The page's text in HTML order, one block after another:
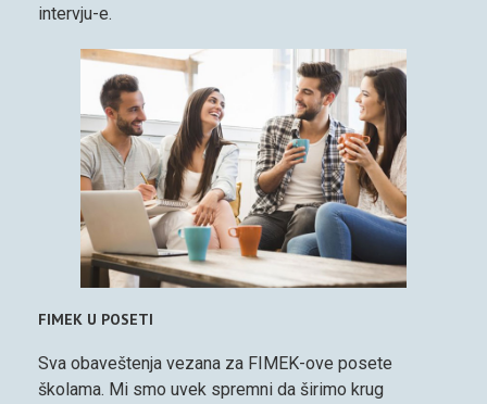
intervju-e.
FIMEK U POSETI
Sva obaveštenja vezana za FIMEK-ove posete
školama. Mi smo uvek spremni da širimo krug